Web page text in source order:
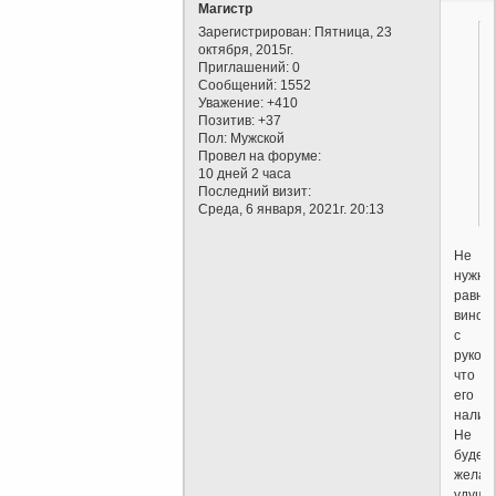
Магистр
Зарегистрирован: Пятница, 23
октября, 2015г.
Приглашений: 0
Сообщений: 1552
Уважение: +410
Позитив: +37
Пол: Мужской
Провел на форуме:
10 дней 2 часа
Последний визит:
Среда, 6 января, 2021г. 20:13
Не
нужно
вино
с
рукою,
что
его
Не
будет